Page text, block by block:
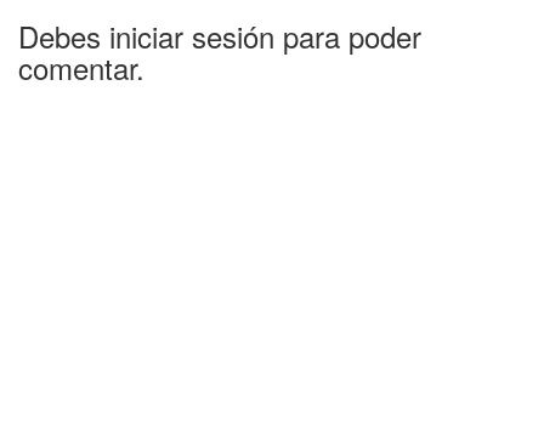
Debes iniciar sesión para poder
comentar.